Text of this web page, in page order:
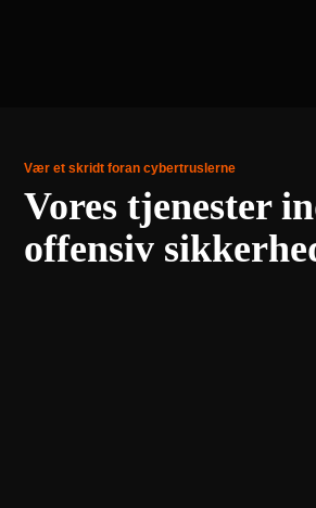
Vær et skridt foran cybertruslerne
Vores tjenester
offensiv